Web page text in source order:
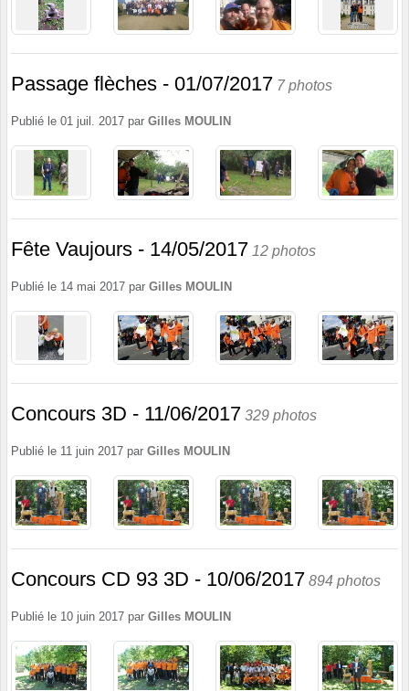
Passage flèches - 01/07/2017 7 photos
Publié le 01 juil. 2017 par Gilles MOULIN
Fête Vaujours - 14/05/2017 12 photos
Publié le 14 mai 2017 par Gilles MOULIN
Concours 3D - 11/06/2017 329 photos
Publié le 11 juin 2017 par Gilles MOULIN
Concours CD 93 3D - 10/06/2017 894 photos
Publié le 10 juin 2017 par Gilles MOULIN